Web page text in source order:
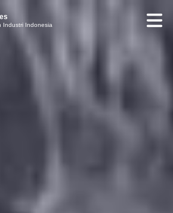
Industri Indonesia